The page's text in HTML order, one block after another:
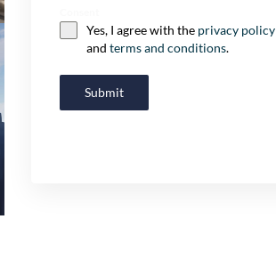
Yes, I agree with the privacy policy
and terms and conditions.
Submit